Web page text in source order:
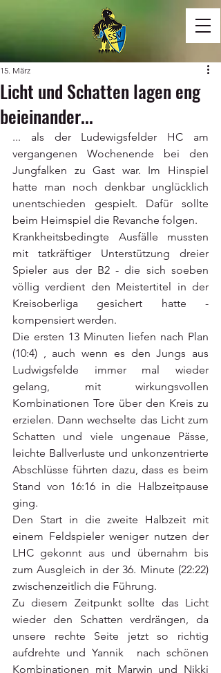
Licht und Schatten lagen eng
beieinander...
15. März
... als der Ludewigsfelder HC am
vergangenen Wochenende bei den
Jungfalken zu Gast war. Im Hinspiel
hatte man noch denkbar unglücklich
unentschieden gespielt. Dafür sollte
beim Heimspiel die Revanche folgen.
Krankheitsbedingte Ausfälle mussten
mit tatkräftiger Unterstützung dreier
Spieler aus der B2 - die sich soeben
völlig verdient den Meistertitel in der
Kreisoberliga gesichert hatte -
kompensiert werden.
Die ersten 13 Minuten liefen nach Plan
(10:4) , auch wenn es den Jungs aus
Ludwigsfelde immer mal wieder
gelang, mit wirkungsvollen
Kombinationen Tore über den Kreis zu
erzielen. Dann wechselte das Licht zum
Schatten und viele ungenaue Pässe,
leichte Ballverluste und unkonzentrierte
Abschlüsse führten dazu, dass es beim
Stand von 16:16 in die Halbzeitpause
ging.
Den Start in die zweite Halbzeit mit
einem Feldspieler weniger nutzen der
LHC gekonnt aus und übernahm bis
zum Ausgleich in der 36. Minute (22:22)
zwischenzeitlich die Führung.
Zu diesem Zeitpunkt sollte das Licht
wieder den Schatten verdrängen, da
unsere rechte Seite jetzt so richtig
aufdrehte und Yannik  nach schönen
Kombinationen mit Marwin und Nikki